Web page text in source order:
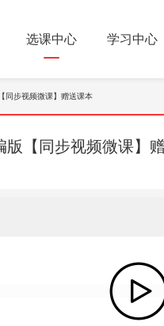
选课中心 学习中心
同步视频微课】赠送课本
版【同步视频微课】